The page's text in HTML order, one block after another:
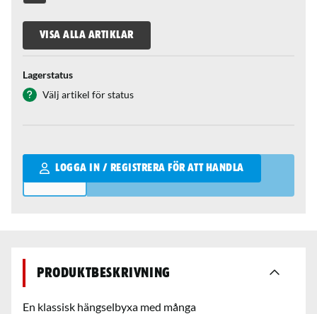
VISA ALLA ARTIKLAR
Lagerstatus
Välj artikel för status
LOGGA IN / REGISTRERA FÖR ATT HANDLA
Qantity
Produktbeskrivning
En klassisk hängselbyxa med många